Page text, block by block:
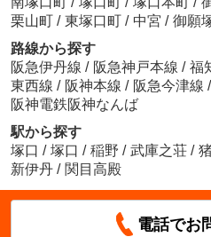
栗山町 / 東塚口町 / 中宮 / 御願
路線から探す
阪急伊丹線 / 阪急神戸本線 / 福
東西線 / 阪神本線 / 阪急今津線 /
阪神電鉄阪神なんば
駅から探す
塚口 / 塚口 / 稲野 / 武庫之荘 /
新伊丹 / 関目高殿
電話でお